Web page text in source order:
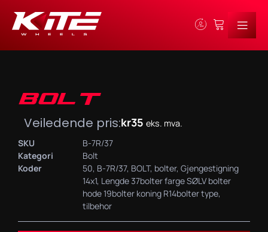
BOLT
Veiledende pris:kr35 eks. mva.
SKU
B-7R/37
Kategori
Bolt
Koder
50, B-7R/37, BOLT, bolter, Gjengestigning
14x1, Lengde 37bolter farge SØLV bolter
hode 19bolter koning R14bolter type,
tilbehor